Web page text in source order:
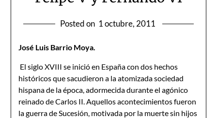
Posted on 1 octubre, 2011
José Luis Barrio Moya.
El siglo XVIII se inició en España con dos hechos
históricos que sacudieron a la atomizada sociedad
hispana de la época, adormecida durante el agónico
reinado de Carlos II. Aquellos acontecimientos fueron
la guerra de Sucesión, motivada por la muerte sin hijos